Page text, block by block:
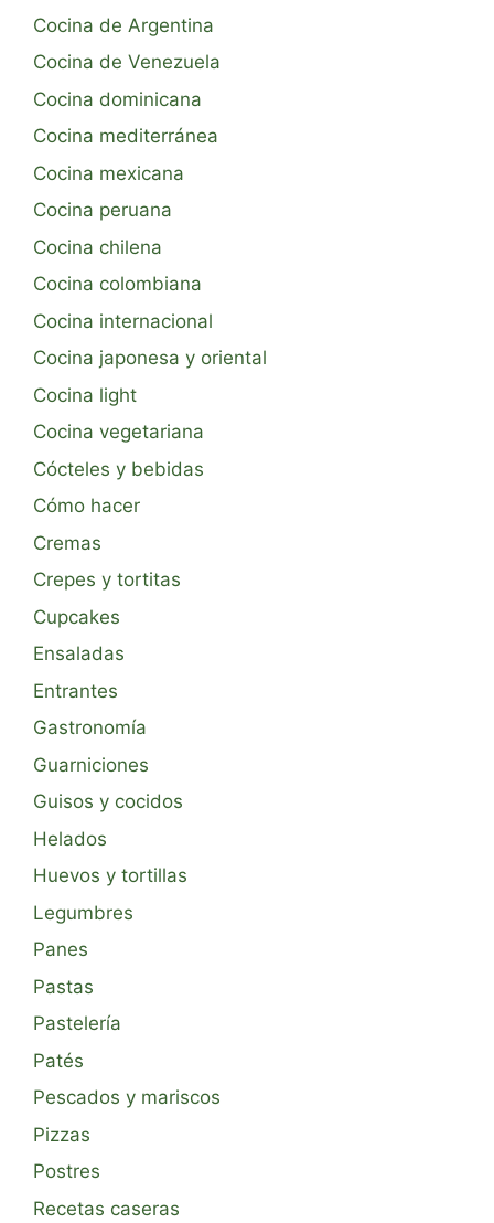
Cocina de Argentina
Cocina de Venezuela
Cocina dominicana
Cocina mediterránea
Cocina mexicana
Cocina peruana
Cocina chilena
Cocina colombiana
Cocina internacional
Cocina japonesa y oriental
Cocina light
Cocina vegetariana
Cócteles y bebidas
Cómo hacer
Cremas
Crepes y tortitas
Cupcakes
Ensaladas
Entrantes
Gastronomía
Guarniciones
Guisos y cocidos
Helados
Huevos y tortillas
Legumbres
Panes
Pastas
Pastelería
Patés
Pescados y mariscos
Pizzas
Postres
Recetas caseras